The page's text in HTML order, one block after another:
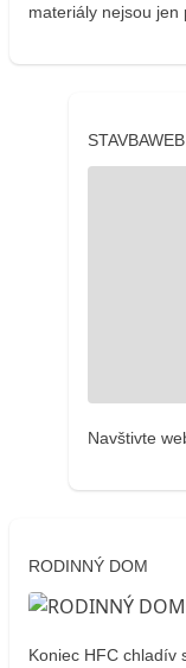
materiály nejsou jen
STAVBAWEB
Navštivte
RODINNÝ DOM
Koniec HFC chladív